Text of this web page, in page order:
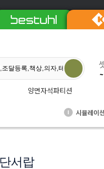
양면자석파티션
퀸즈중역책상
듀오백체어
I 시뮬레이션
서랍